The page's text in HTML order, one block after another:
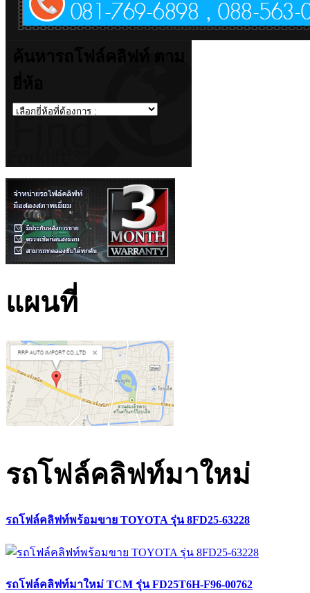
แผนที่
รถโฟล์คลิฟท์มาใหม่
รถโฟล์คลิฟท์พร้อมขาย TOYOTA รุ่น 8FD25-63228
รถโฟล์คลิฟท์มาใหม่ TCM รุ่น FD25T6H-F96-00762